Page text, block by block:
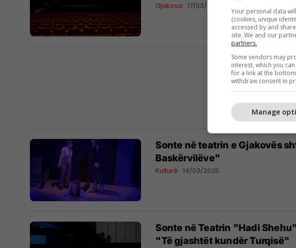
Gjakova 17/03/2025
Sonte në teatrin e Gjakovës
Baskërvilëve"
Kulturë 14/03/2025
Sonte në Teatrin "Hadi
"Të gjashtët kundër Turqisë"
Your personal data
(cookies, unique
accessed by and
site. We and our
partners.
Some vendors may
interest, which you
for a link at the
withdraw consent in
Manage